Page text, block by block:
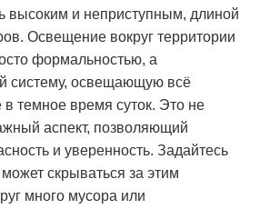
высоким и неприступным, длиной
Освещение вокруг территории
формальностью, а
систему, освещающую всё
в темное время суток. Это не
аспект, позволяющий
и уверенность. Задайтесь
скрываться за этим
много мусора или